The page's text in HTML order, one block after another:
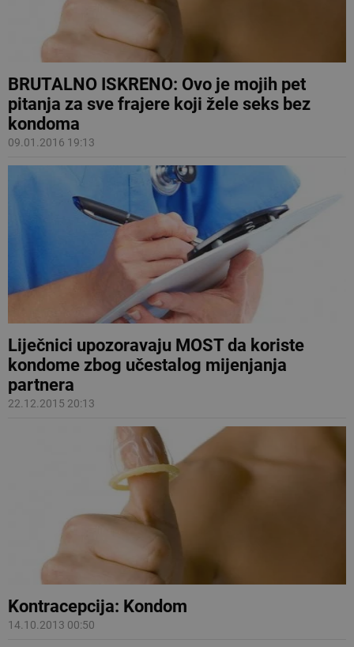
BRUTALNO ISKRENO: Ovo je mojih pet
pitanja za sve frajere koji žele seks bez
kondoma
09.01.2016 19:13
Liječnici upozoravaju MOST da koriste
kondome zbog učestalog mijenjanja
partnera
22.12.2015 20:13
Kontracepcija: Kondom
14.10.2013 00:50